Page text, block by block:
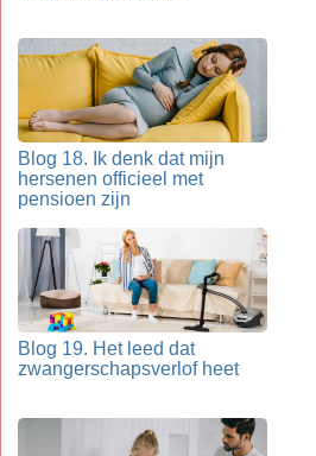
Blog 18. Ik denk dat mijn
hersenen officieel met
pensioen zijn
Blog 19. Het leed dat
zwangerschapsverlof heet